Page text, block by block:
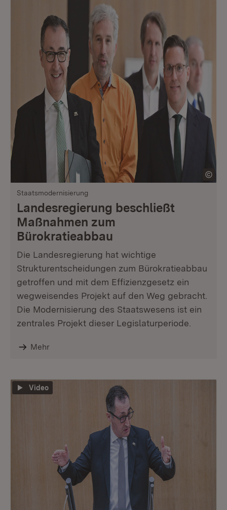
Staatsmodernisierung
Landesregierung beschließt
Maßnahmen zum
Bürokratieabbau
Die Landesregierung hat wichtige
Strukturentscheidungen zum Bürokratieabbau
getroffen und mit dem Effizienzgesetz ein
wegweisendes Projekt auf den Weg gebracht.
Die Modernisierung des Staatswesens ist ein
zentrales Projekt dieser Legislaturperiode.
Mehr
Video